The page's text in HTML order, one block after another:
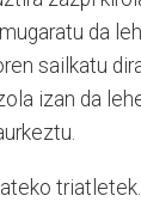
da
sailkatu
izan da